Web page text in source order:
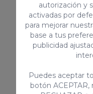
superiores a 8
cambio de ropa
Cuna y trona
para niños
Condiciones
Edificio
autorización y
activadas por
para mejorar
base a tus
publicidad
Puedes aceptar
botón